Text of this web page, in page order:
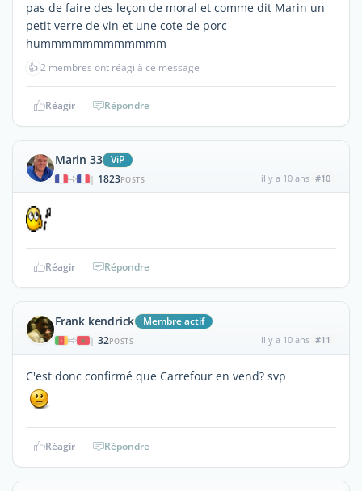
pas de faire des leçon de moral et comme dit Marin un
petit verre de vin et une cote de porc
hummmmmmmmmmmm
👍2 membres ont réagi à ce message
Réagir Répondre
Marin 33 ViP
| 1823POSTS il y a 10 ans #10
Réagir Répondre
Frank kendrick Membre actif
| 32POSTS il y a 10 ans #11
C'est donc confirmé que Carrefour en vend? svp
Réagir Répondre